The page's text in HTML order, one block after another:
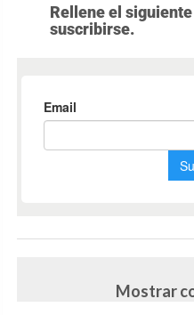
Rellene el
suscribirse.
Mostrar